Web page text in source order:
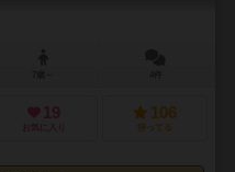
19
お気に入り
106
持ってる